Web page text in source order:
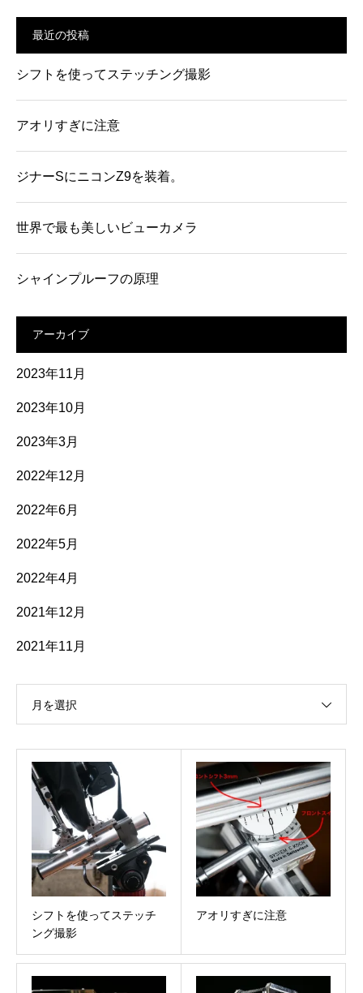
最近の投稿
シフトを使ってステッチング撮影
アオリすぎに注意
ジナーSにニコンZ9を装着。
世界で最も美しいビューカメラ
シャインプルーフの原理
アーカイブ
2023年11月
2023年10月
2023年3月
2022年12月
2022年6月
2022年5月
2022年4月
2021年12月
2021年11月
月を選択
シフトを使ってステッチ
ング撮影
アオリすぎに注意